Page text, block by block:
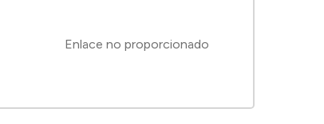
Enlace no proporcionado